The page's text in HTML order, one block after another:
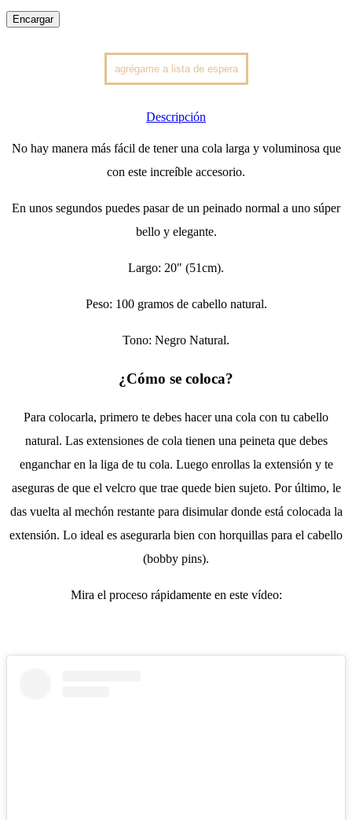
Encargar
Descripción
No hay manera más fácil de tener una cola larga y voluminosa que
con este increíble accesorio.
En unos segundos puedes pasar de un peinado normal a uno súper
bello y elegante.
Largo: 20″ (51cm).
Peso: 100 gramos de cabello natural.
Tono: Negro Natural.
¿Cómo se coloca?
Para colocarla, primero te debes hacer una cola con tu cabello
natural. Las extensiones de cola tienen una peineta que debes
enganchar en la liga de tu cola. Luego enrollas la extensión y te
aseguras de que el velcro que trae quede bien sujeto. Por último, le
das vuelta al mechón restante para disimular donde está colocada la
extensión. Lo ideal es asegurarla bien con horquillas para el cabello
(bobby pins).
Mira el proceso rápidamente en este vídeo: